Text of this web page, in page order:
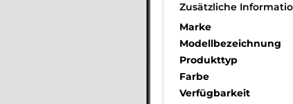
Zusätzliche
Marke
Modellbezeichnung
Produkttyp
Farbe
Verfügbarkeit